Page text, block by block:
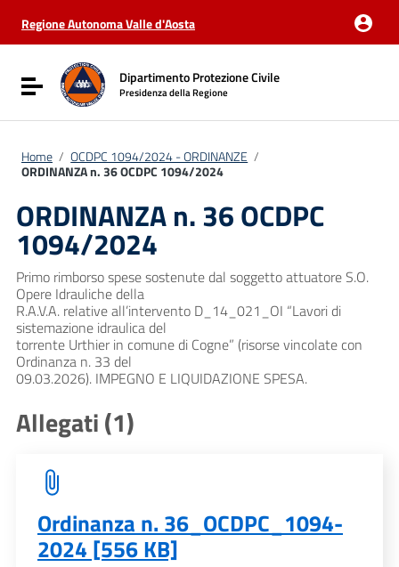
Vai al menu di navigazione
Vai al footer
Regione Autonoma Valle d'Aosta
Attiva / disattiva la navigazione
Dipartimento Protezione Civile
Presidenza della Regione
Home / OCDPC 1094/2024 - ORDINANZE /
ORDINANZA n. 36 OCDPC 1094/2024
ORDINANZA n. 36 OCDPC
1094/2024
Primo rimborso spese sostenute dal soggetto attuatore S.O.
Opere Idrauliche della
R.A.V.A. relative all’intervento D_14_021_OI “Lavori di
sistemazione idraulica del
torrente Urthier in comune di Cogne” (risorse vincolate con
Ordinanza n. 33 del
09.03.2026). IMPEGNO E LIQUIDAZIONE SPESA.
Allegati (1)
Ordinanza n. 36_OCDPC_1094-
2024 [556 KB]